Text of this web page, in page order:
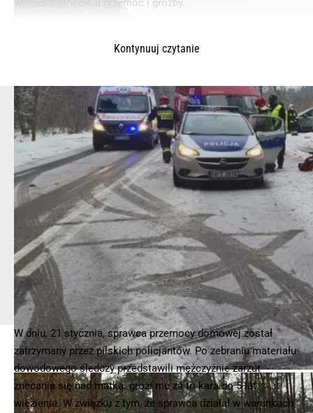
W dniu, 21 stycznia, sprawca przemocy domowej został
zatrzymany przez pilskich policjantów. Po zebraniu materiału
dowodowego śledczy przedstawili mężczyźnie zarzut
znecania się nad matką. grozi mu za to kara do 5 lat
więzienia. W związku z tym, że sprawca działał w warunkach
Kontynuuj czytanie
© 2025 – Wielkopolska 112, Wszelkie prawa zastrzeżone | hvln.pl